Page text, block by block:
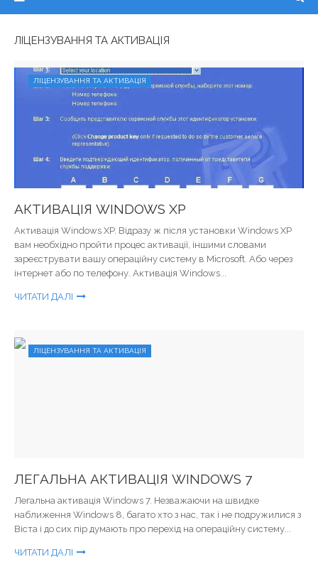
ЛІЦЕНЗУВАННЯ ТА АКТИВАЦІЯ
ЛІЦЕНЗУВАННЯ ТА АКТИВАЦІЯ
АКТИВАЦІЯ WINDOWS XP
Активація Windows XP. Відразу ж після установки Windows XP
вам необхідно пройти процес активації, іншими словами
зареєструвати вашу операційну систему в Microsoft. Або через
інтернет або по телефону. Активація Windows...
ЧИТАТИ ДАЛІ
ЛІЦЕНЗУВАННЯ ТА АКТИВАЦІЯ
ЛЕГАЛЬНА АКТИВАЦІЯ WINDOWS 7
Легальна активація Windows 7. Незважаючи на швидке
наближення Windows 8, багато хто з нас, так і не подружилися з
Віста і до сих пір думають про перехід на операційну систему...
ЧИТАТИ ДАЛІ